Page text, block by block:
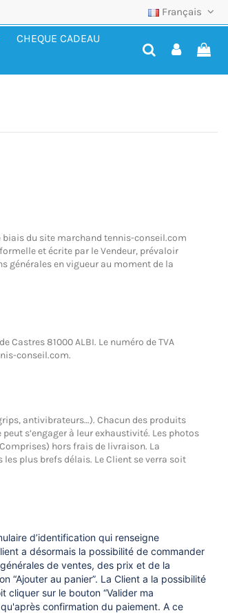
Français
CHEQUE CADEAU
biais du site marchand tennis-conseil.com
et écrite par le Vendeur, prévaloir
générales en vigueur au moment de la
Castres 81000 ALBI. Le numéro de TVA
conseil.com.
antivibrateurs…). Chacun des produits
s’engager à leur exhaustivité. Les photos
hors frais de livraison. La
plus brefs délais. Le Client se verra soit
d’identification qui renseigne
a désormais la possibilité de commander
de ventes, des prix et de la
“Ajouter au panier”. La Client a la possibilité
cliquer sur le bouton “Valider ma
confirmation du paiement. A ce